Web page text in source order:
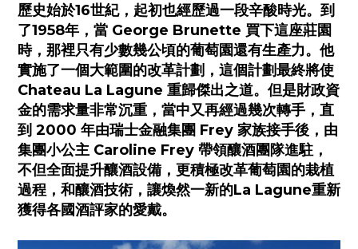
歷史始於16世紀，起初也經歷過一段辛酸時光。到
了1958年，當 George Brunette 買下這座莊園
時，那裡只有少數幾公頃的葡萄園還有生產力。他
實施了一個大範圍的改革計劃，這個計劃最終將使
Chateau La Lagune 重歸傑出之道。但是財政資
金的需求量非常沉重，當中又再經過幾次轉手，直
到 2000 年由瑞士金融集團 Frey 家族接手後，由
集團小公主 Caroline Frey 帶領釀酒團隊進駐，
不但全面提升釀酒設備，更積極改革葡萄園的栽植
過程，和釀酒技術，讓煥然一新的La Lagune重新
獲得各國酒評家的愛戴。